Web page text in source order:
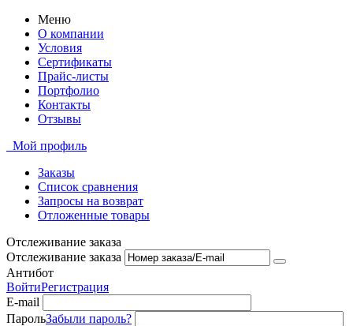
Меню
О компании
Условия
Сертификаты
Прайс-листы
Портфолио
Контакты
Отзывы
Мой профиль
Заказы
Список сравнения
Запросы на возврат
Отложенные товары
Отслеживание заказа
Отслеживание заказа
Антибот
ВойтиРегистрация
E-mail
ПарольЗабыли пароль?